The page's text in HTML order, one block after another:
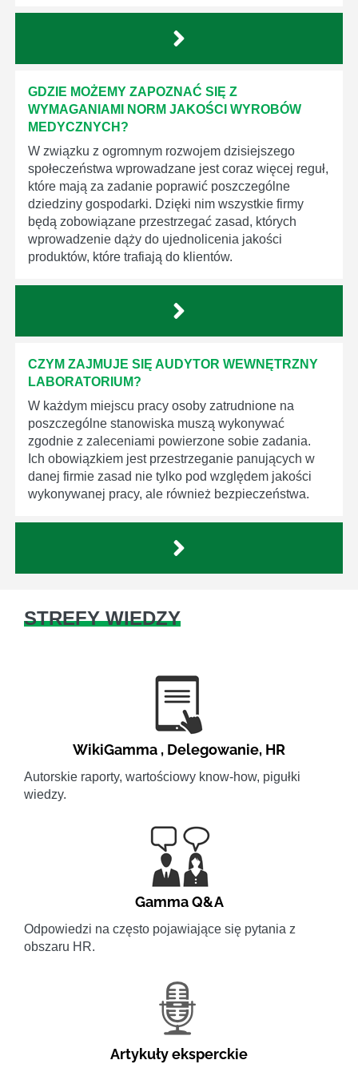
GDZIE MOŻEMY ZAPOZNAĆ SIĘ Z
WYMAGANIAMI NORM JAKOŚCI WYROBÓW
MEDYCZNYCH?
W związku z ogromnym rozwojem dzisiejszego
społeczeństwa wprowadzane jest coraz więcej reguł,
które mają za zadanie poprawić poszczególne
dziedziny gospodarki. Dzięki nim wszystkie firmy
będą zobowiązane przestrzegać zasad, których
wprowadzenie dąży do ujednolicenia jakości
produktów, które trafiają do klientów.
CZYM ZAJMUJE SIĘ AUDYTOR WEWNĘTRZNY
LABORATORIUM?
W każdym miejscu pracy osoby zatrudnione na
poszczególne stanowiska muszą wykonywać
zgodnie z zaleceniami powierzone sobie zadania.
Ich obowiązkiem jest przestrzeganie panujących w
danej firmie zasad nie tylko pod względem jakości
wykonywanej pracy, ale również bezpieczeństwa.
STREFY WIEDZY
WikiGamma , Delegowanie, HR
Autorskie raporty, wartościowy know-how, pigułki
wiedzy.
Gamma Q&A
Odpowiedzi na często pojawiające się pytania z
obszaru HR.
Artykuły eksperckie